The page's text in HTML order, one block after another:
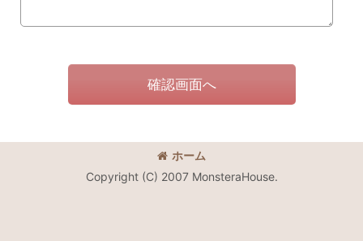
確認画面へ
ホーム
Copyright (C) 2007 MonsteraHouse.